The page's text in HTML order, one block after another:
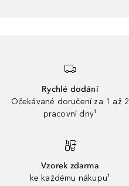
Rychlé dodání
Očekávané doručení za 1 až 2
pracovní dny¹
Vzorek zdarma
ke každému nákupu¹